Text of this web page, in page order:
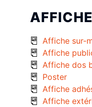
Affiche sur-
Affiche
Affiche dos
Poster
Affiche
Affiche